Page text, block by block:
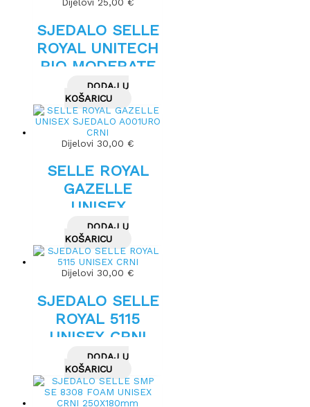
SJEDALO SELLE
ROYAL UNITECH
RIO MODERATE
RELAXED FOAM
UNISEX
DODAJ U
KOŠARICU
Dijelovi 30,00 €
SELLE ROYAL
GAZELLE
UNISEX
SJEDALO
A001URO CRNI
DODAJ U
KOŠARICU
Dijelovi 30,00 €
SJEDALO SELLE
ROYAL 5115
UNISEX CRNI
DODAJ U
KOŠARICU